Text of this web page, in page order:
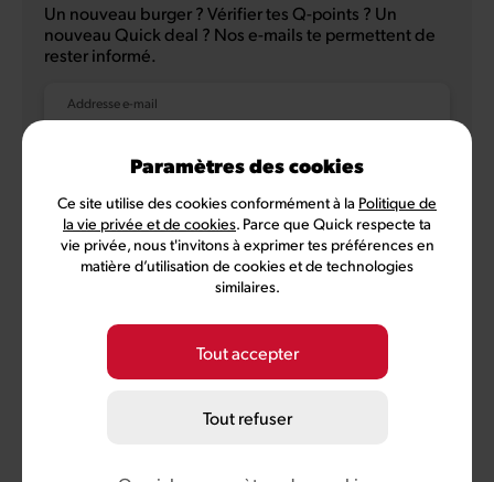
Un nouveau burger ? Vérifier tes Q-points ? Un
nouveau Quick deal ? Nos e-mails te permettent de
rester informé.
Addresse e-mail
NL
Conditions MyQuick
Préférences des cookies
Quick, membre de Comeos et Bemora
Paramètres des cookies
Ce site utilise des cookies conformément à la Politique de
la vie privée et de cookies. Parce que Quick respecte ta
vie privée, nous t'invitons à exprimer tes préférences en
matière d’utilisation de cookies et de technologies
similaires.
Tout accepter
Tout refuser